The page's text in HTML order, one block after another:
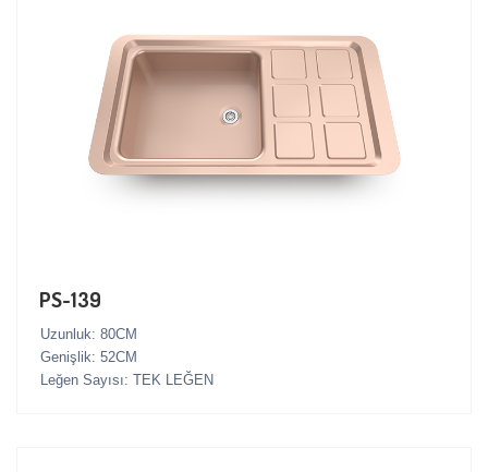
PS-139
Uzunluk: 80CM
Genişlik: 52CM
Leğen Sayısı: TEK LEĞEN